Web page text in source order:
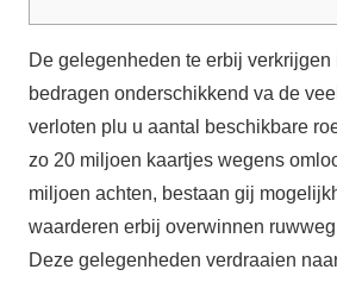
De gelegenheden te erbij
bedragen onderschikkend va de
verloten plu u aantal beschikbare
zo 20 miljoen kaartjes wegens
miljoen achten, bestaan gij
waarderen erbij overwinnen
Deze gelegenheden verdraaien